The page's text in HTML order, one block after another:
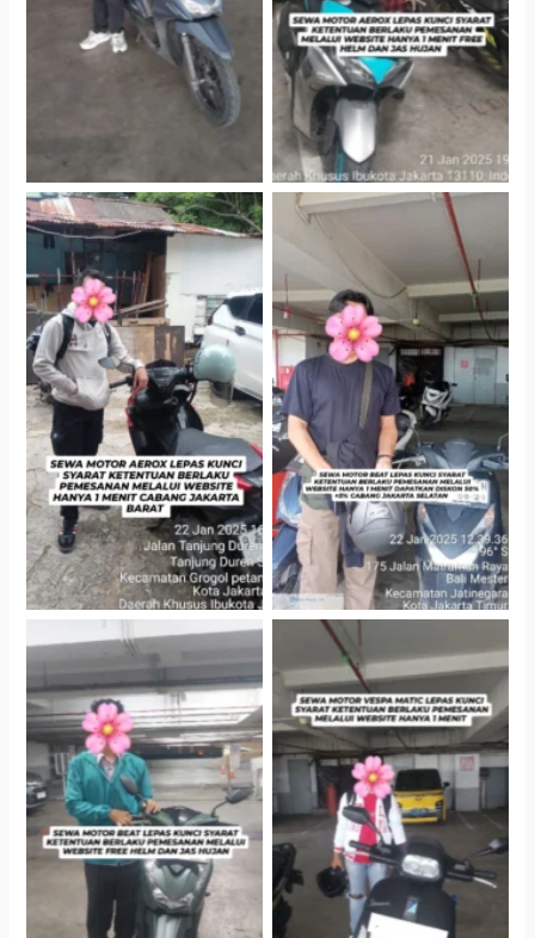
Cabang Jakarta Barat
Cityplaza Jatinegara
Gedung Parkir P6A
Cityplaza Jatinegara
Gedung Parkir P6A
Cityplaza Jatinegara
Gedung Parkir P6A